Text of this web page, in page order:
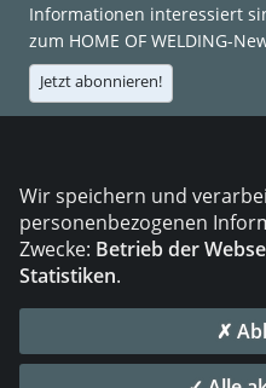
Informationen interessiert
zum HOME OF WELDING-
Jetzt abonnieren!
Die DVS Media GmbH
© 2026
Wir speichern und
personenbezogenen
Zwecke: Betrieb der
Statistiken.
✗